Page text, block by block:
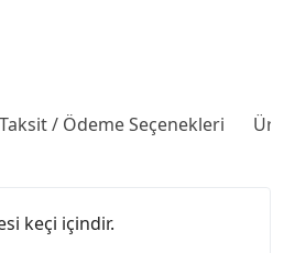
Taksit / Ödeme Seçenekleri
keçi içindir.